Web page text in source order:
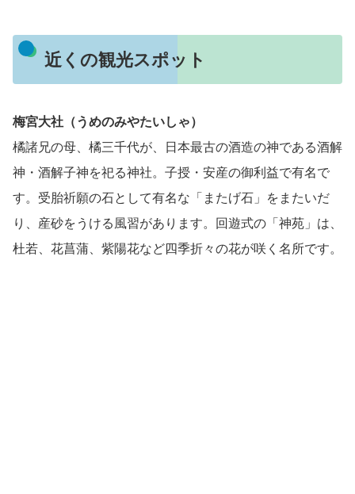
近くの観光スポット
梅宮大社（うめのみやたいしゃ）
橘諸兄の母、橘三千代が、日本最古の酒造の神である酒解
神・酒解子神を祀る神社。子授・安産の御利益で有名で
す。受胎祈願の石として有名な「またげ石」をまたいだ
り、産砂をうける風習があります。回遊式の「神苑」は、
杜若、花菖蒲、紫陽花など四季折々の花が咲く名所です。